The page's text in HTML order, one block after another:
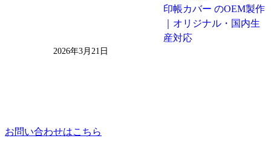
印帳カバー のOEM製作
｜オリジナル・国内生
産対応
2026年3月21日
お問い合わせはこちら